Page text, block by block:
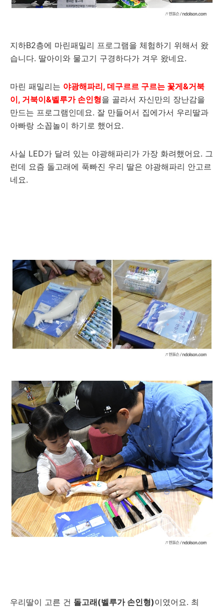
지하B2층에 마린패밀리 프로그램을 체험하기 위해서 왔
습니다. 딸아이와 물고기 구경하다가 겨우 왔네요.
마린 패밀리는 야광해파리, 데구르르 구르는 꽃게&거북
이, 거북이&벨루가 손인형을 골라서 자신만의 장난감을
만드는 프로그램인데요. 잘 만들어서 집에가서 우리딸과
아빠랑 소꼽놀이 하기로 했어요.
사실 LED가 달려 있는 야광해파리가 가장 화려했어요. 그
런데 요즘 돌고래에 푹빠진 우리 딸은 야광해파리 안고르
네요.
우리딸이 고른 건 돌고래(벨루가 손인형)이였어요. 최